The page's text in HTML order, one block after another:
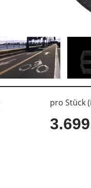
pro Stück